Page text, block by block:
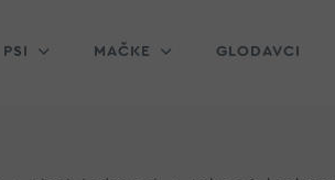
PSI MAČKE GLODAVCI